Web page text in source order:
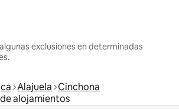
exclusiones en determinadas
Alajuela Cinchona
alojamientos